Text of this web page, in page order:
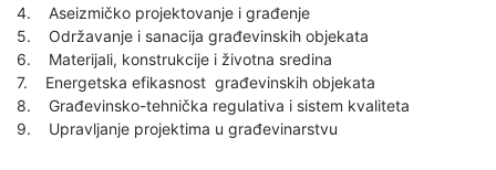
4. Aseizmičko projektovanje i građenje
5. Održavanje i sanacija građevinskih objekata
6. Materijali, konstrukcije i životna sredina
7. Energetska efikasnost građevinskih objekata
8. Građevinsko-tehnička regulativa i sistem kvaliteta
9. Upravljanje projektima u građevinarstvu